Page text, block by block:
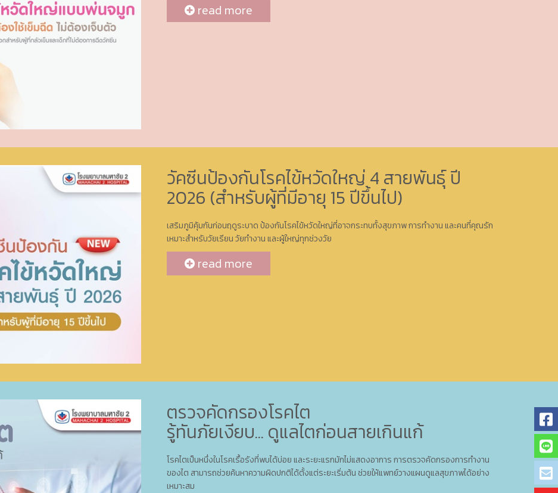
read more
วัคซีนป้องกันโรคไข้หวัดใหญ่ 4 สายพันธุ์ ปี
2026 (สำหรับผู้ที่มีอายุ 15 ปีขึ้นไป)
เสริมภูมิคุ้มกันก่อนฤดูระบาด ป้องกันโรคไข้หวัดใหญ่ที่อาจกระทบทั้งสุขภาพ การทำงาน และคนที่คุณรัก
เหมาะสำหรับวัยเรียน วัยทำงาน และผู้ใหญ่ทุกช่วงวัย
read more
ตรวจคัดกรองโรคไต
รู้ทันภัยเงียบ... ดูแลไตก่อนสายเกินแก้
โรคไตเป็นหนึ่งในโรคเรื้อรังที่พบได้บ่อย และระยะแรกมักไม่แสดงอาการ การตรวจคัดกรองการทำงาน
ของไต สามารถช่วยค้นหาความผิดปกติได้ตั้งแต่ระยะเริ่มต้น ช่วยให้แพทย์วางแผนดูแลสุขภาพได้อย่าง
เหมาะสม